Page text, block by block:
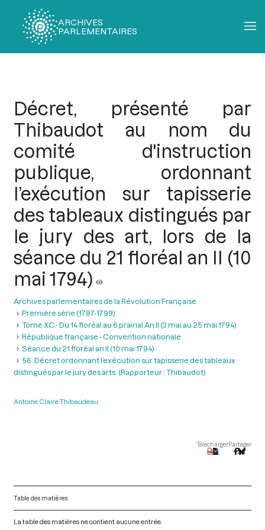
ARCHIVES
PARLEMENTAIRES
Décret, présenté par
Thibaudot au nom du
comité d'instruction
publique, ordonnant
l’exécution sur tapisserie
des tableaux distingués par
le jury des art, lors de la
séance du 21 floréal an II (10
mai 1794)
Archives parlementaires de la Révolution Française
Première série (1787-1799)
Tome XC - Du 14 floréal au 6 prairial An II (3 mai au 25 mai 1794)
République française - Convention nationale
Séance du 21 floréal an II (10 mai 1794)
56. Décret ordonnant l’exécution sur tapisserie des tableaux
distingués par le jury des arts. (Rapporteur : Thibaudot)
Antoine Claire Thibaudeau
TéléchargerPartager
Table des matières
La table des matières ne contient aucune entrée.